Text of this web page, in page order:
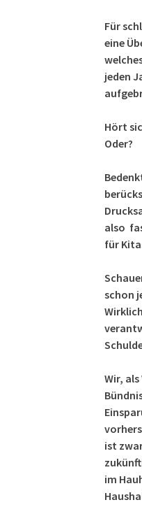
Für
eine
jeden
Hört
Oder?
also
für
schon
Wir,
ist
im